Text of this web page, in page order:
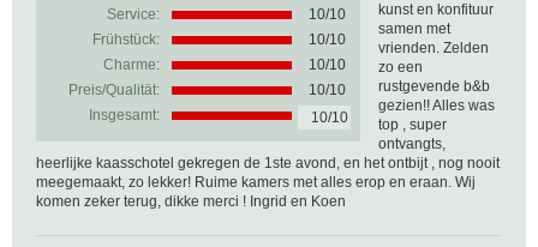
Service:
10/10
Frühstück:
10/10
Charme:
10/10
Preis/Qualität:
10/10
Insgesamt:
10/10
kunst en konfituur
samen met
vrienden. Zelden
zo een
rustgevende b&b
gezien!! Alles was
top , super
ontvangts,
heerlijke kaasschotel gekregen de 1ste avond, en het ontbijt , nog nooit
meegemaakt, zo lekker! Ruime kamers met alles erop en eraan. Wij
komen zeker terug, dikke merci ! Ingrid en Koen